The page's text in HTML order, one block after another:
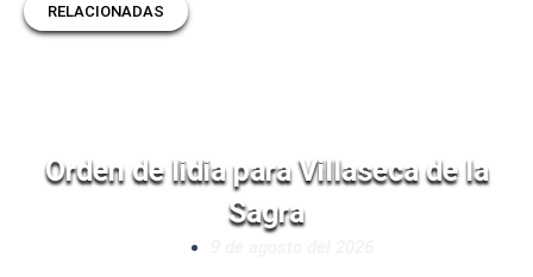
RELACIONADAS
Orden de lidia para Villaseca de la
Sagra